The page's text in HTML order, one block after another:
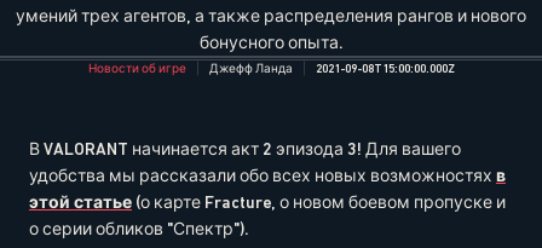
умений трех агентов, а также распределения рангов и нового
бонусного опыта.
Новости об игре Джефф Ланда 2021-09-08T15:00:00.000Z
В VALORANT начинается акт 2 эпизода 3! Для вашего
удобства мы рассказали обо всех новых возможностях в
этой статье (о карте Fracture, о новом боевом пропуске и
о серии обликов "Спектр").